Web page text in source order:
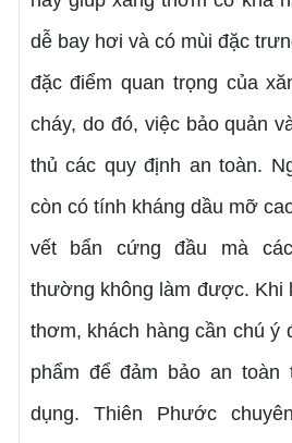
dễ bay hơi và có mùi đặc
đặc điểm quan trọng của
cháy, do đó, việc bảo quản
thủ các quy định an toàn.
còn có tính kháng dầu mỡ
vết bẩn cứng đầu mà
thường không làm được. Khi
thơm, khách hàng cần chú ý
phẩm để đảm bảo an toàn
dụng. Thiên Phước